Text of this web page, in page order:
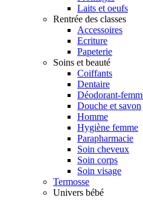
Laits et oeufs
Rentrée des classes
Accessoires
Ecriture
Papeterie
Soins et beauté
Coiffants
Dentaire
Déodorant-
Douche et savon
Homme
Hygiène femme
Parapharmacie
Soin cheveux
Soin corps
Soin visage
Termosse
Univers bébé